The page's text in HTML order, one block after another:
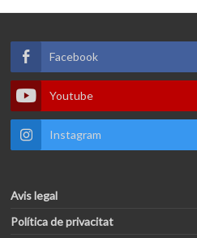
Facebook
Youtube
Instagram
Avis legal
Política de privacitat